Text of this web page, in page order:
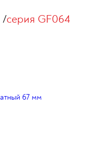
серия GF064